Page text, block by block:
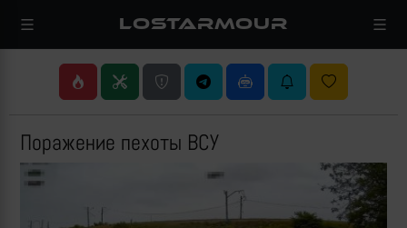
LOSTARMOUR
Поражение пехоты ВСУ